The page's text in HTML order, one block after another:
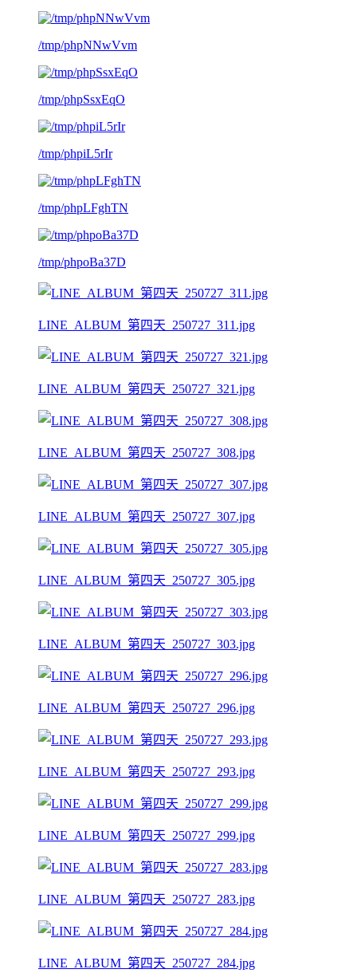
/tmp/phpNNwVvm
/tmp/phpSsxEqO
/tmp/phpiL5rIr
/tmp/phpLFghTN
/tmp/phpoBa37D
LINE_ALBUM_第四天_250727_311.jpg
LINE_ALBUM_第四天_250727_321.jpg
LINE_ALBUM_第四天_250727_308.jpg
LINE_ALBUM_第四天_250727_307.jpg
LINE_ALBUM_第四天_250727_305.jpg
LINE_ALBUM_第四天_250727_303.jpg
LINE_ALBUM_第四天_250727_296.jpg
LINE_ALBUM_第四天_250727_293.jpg
LINE_ALBUM_第四天_250727_299.jpg
LINE_ALBUM_第四天_250727_283.jpg
LINE_ALBUM_第四天_250727_284.jpg